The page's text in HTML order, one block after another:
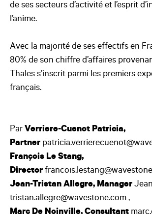
de ses secteurs d’activité et l’esprit
l’anime.
Avec la majorité de ses effectifs en
80% de son chiffre d’affaires
Thales s’inscrit parmi les premiers
français.
Par Verriere-Cuenot Patricia,
Partner
François Le Stang,
Director
Jean-Tristan Allegre, Manager
tristan.allegre@wavestone.com ,